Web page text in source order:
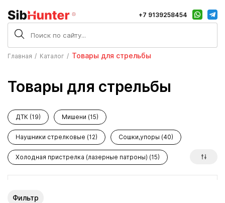
+7 9139258454
Главная Каталог Товары для стрельбы
Товары для стрельбы
ДТК (19) Мишени (15)
Наушники стрелковые (12) Сошки,упоры (40)
Холодная пристрелка (лазерные патроны) (15)
Фильтр